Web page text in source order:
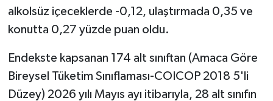
alkolsüz içeceklerde -0,12, ulaştırmada 0,35 ve
konutta 0,27 yüzde puan oldu.
Endekste kapsanan 174 alt sınıftan (Amaca Göre
Bireysel Tüketim Sınıflaması-COICOP 2018 5'li
Düzey) 2026 yılı Mayıs ayı itibarıyla, 28 alt sınıfın